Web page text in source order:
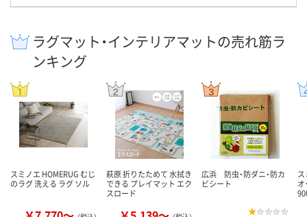
ラグマット・インテリアマットの売れ筋ラ
ンキング
スミノエ HOMERUG むじ
のラグ 洗える ラグ ソル
萩原 折りたためて 水拭き
できる プレイマット エク
スロード
広浜 防虫・防ダニ・防カ
ビシート